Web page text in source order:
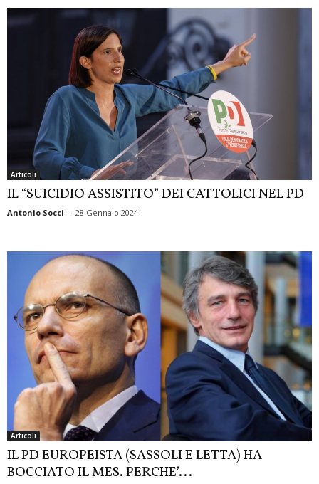
Articoli
IL “SUICIDIO ASSISTITO” DEI CATTOLICI NEL PD
Antonio Socci - 28 Gennaio 2024
Articoli
IL PD EUROPEISTA (SASSOLI E LETTA) HA
BOCCIATO IL MES. PERCHE’...